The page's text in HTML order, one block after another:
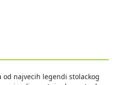
od najvecih legendi stolackog